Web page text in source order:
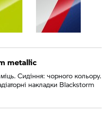
metallic
Сидіння: чорного кольору.
накладки Blackstorm